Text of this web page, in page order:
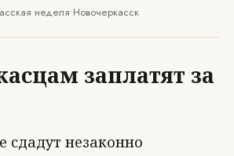
неделя•Новочеркасск
заплатят за
сдадут незаконно